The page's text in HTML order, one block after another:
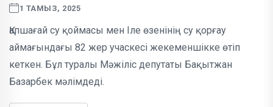
1 ТАМЫЗ, 2025
Қапшағай су қоймасы мен Іле өзенінің су қорғау
аймағындағы 82 жер учаскесі жекеменшікке өтіп
кеткен. Бұл туралы Мәжіліс депутаты Бақытжан
Базарбек мәлімдеді.